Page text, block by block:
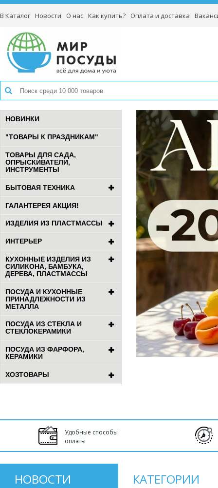
В Каталог Новости О нас Как купить? Оплата и доставка
НОВИНКИ
"ТОВАРЫ К ПРАЗДНИКАМ"
ТОВАРЫ ДЛЯ САДА,
ОПРЫСКИВАТЕЛИ,
ИНСТРУМЕНТЫ
БЫТОВАЯ ТЕХНИКА
ГАЛАНТЕРЕЯ АКЦИЯ!
ИЗДЕЛИЯ ИЗ ПЛАСТМАССЫ
ИНТЕРЬЕР
КУХОННЫЕ ИЗДЕЛИЯ ИЗ
СИЛИКОНА, БАМБУКА,
ДЕРЕВА, ПЛАСТМАССЫ
ПОСУДА И КУХОННЫЕ
ПРИНАДЛЕЖНОСТИ ИЗ
МЕТАЛЛА
ПОСУДА ИЗ СТЕКЛА И
СТЕКЛОКЕРАМИКИ
ПОСУДА ИЗ ФАРФОРА,
КЕРАМИКИ
ХОЗТОВАРЫ
Удобные способы
оплаты
НОВОСТИ КАТЕГОРИИ